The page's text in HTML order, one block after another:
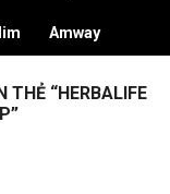
Amway
THẺ “HERBALIFE